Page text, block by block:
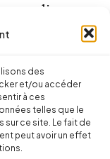
des
et/ou accéder
à ces
telles que le
sur ce site. Le fait de
peut avoir un effet
ces lieux
et
se situe
réalisation
encore
et enfin